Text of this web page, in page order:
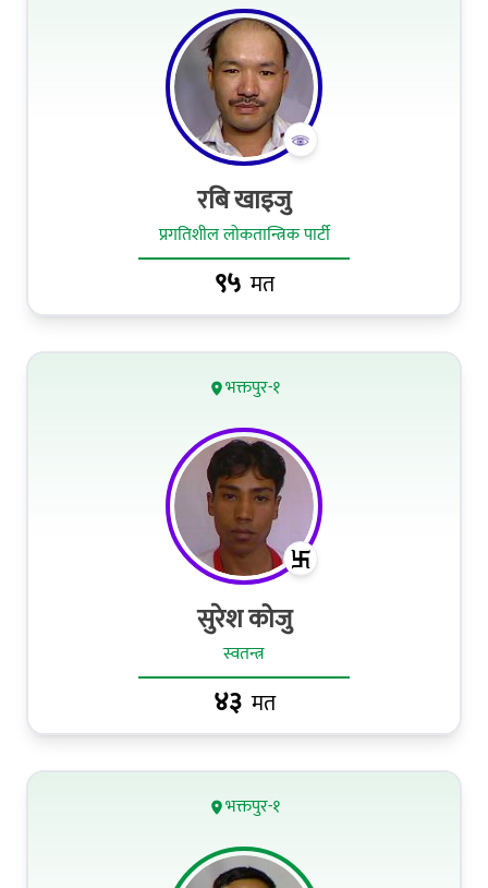
रबि खाइजु
प्रगतिशील लोकतान्त्रिक पार्टी
९५ मत
भक्तपुर-१
सुरेश कोजु
स्वतन्त्र
४३ मत
भक्तपुर-१